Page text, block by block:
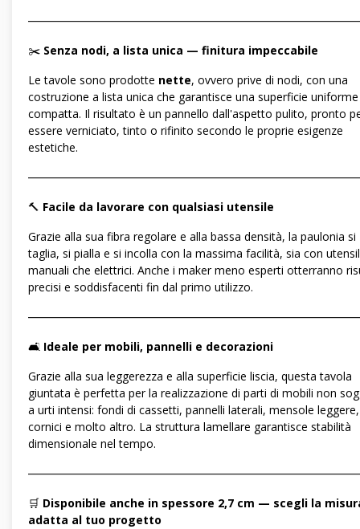
✂️ Senza nodi, a lista unica — finitura impeccabile
Le tavole sono prodotte nette, ovvero prive di nodi, con una
costruzione a lista unica che garantisce una superficie
compatta. Il risultato è un pannello dall'aspetto pulito, pronto
essere verniciato, tinto o rifinito secondo le proprie esigenze
estetiche.
🔨 Facile da lavorare con qualsiasi utensile
Grazie alla sua fibra regolare e alla bassa densità, la paulonia si
taglia, si pialla e si incolla con la massima facilità, sia con
manuali che elettrici. Anche i maker meno esperti otterranno
precisi e soddisfacenti fin dal primo utilizzo.
🛋️ Ideale per mobili, pannelli e decorazioni
Grazie alla sua leggerezza e alla superficie liscia, questa tavola
giuntata è perfetta per la realizzazione di parti di mobili non
a urti intensi: fondi di cassetti, pannelli laterali, mensole leggere,
cornici e molto altro. La struttura lamellare garantisce stabilità
dimensionale nel tempo.
🛒 Disponibile anche in spessore 2,7 cm — scegli la
adatta al tuo progetto